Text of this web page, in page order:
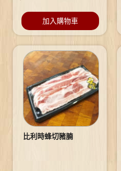
加入購物車
比利時蜂切豬腩